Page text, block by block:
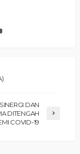
DAN
DITENGAH
COVID-19